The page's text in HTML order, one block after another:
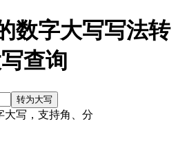
数字大写写法转
查询
大写，支持角、分